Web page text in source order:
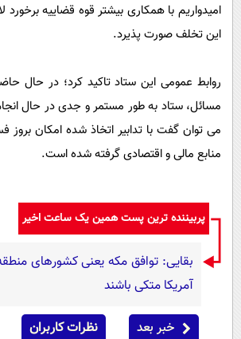
امیدواریم با همکاری بیشتر قوه قضاییه برخورد
این تخلف صورت پذیرد.
روابط عمومی این ستاد تاکید کرد؛ در حال
مسائل، ستاد به طور مستمر و جدی در حال
می توان گفت با تدابیر اتخاذ شده امکان بروز
منابع مالی و اقتصادی گرفته شده است.
پربیننده ترین پست همین یک ساعت اخیر
بقایی: توافق مکه یعنی کشورهای
آمریکا متکی باشند
خبر بعد نظرات کاربران